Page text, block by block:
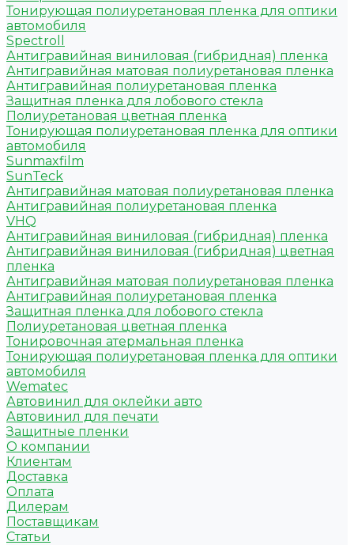
Тонирующая полиуретановая пленка для оптики
автомобиля
Spectroll
Антигравийная виниловая (гибридная) пленка
Антигравийная матовая полиуретановая пленка
Антигравийная полиуретановая пленка
Защитная пленка для лобового стекла
Полиуретановая цветная пленка
Тонирующая полиуретановая пленка для оптики
автомобиля
Sunmaxfilm
SunTeck
Антигравийная матовая полиуретановая пленка
Антигравийная полиуретановая пленка
VHQ
Антигравийная виниловая (гибридная) пленка
Антигравийная виниловая (гибридная) цветная
пленка
Антигравийная матовая полиуретановая пленка
Антигравийная полиуретановая пленка
Защитная пленка для лобового стекла
Полиуретановая цветная пленка
Тонировочная атермальная пленка
Тонирующая полиуретановая пленка для оптики
автомобиля
Wematec
Автовинил для оклейки авто
Автовинил для печати
Защитные пленки
О компании
Клиентам
Доставка
Оплата
Дилерам
Поставщикам
Статьи